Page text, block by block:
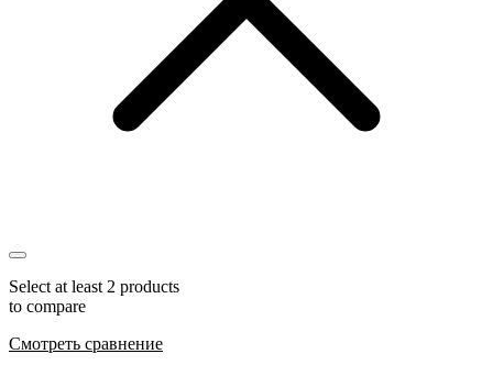
Select at least 2 products
to compare
Смотреть сравнение